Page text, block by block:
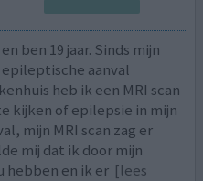
ben 19 jaar. Sinds mijn
aanval
heb ik een MRI scan
kijken of epilepsie in mijn
mijn MRI scan zag er
mij dat ik door mijn
hebben en ik er [lees